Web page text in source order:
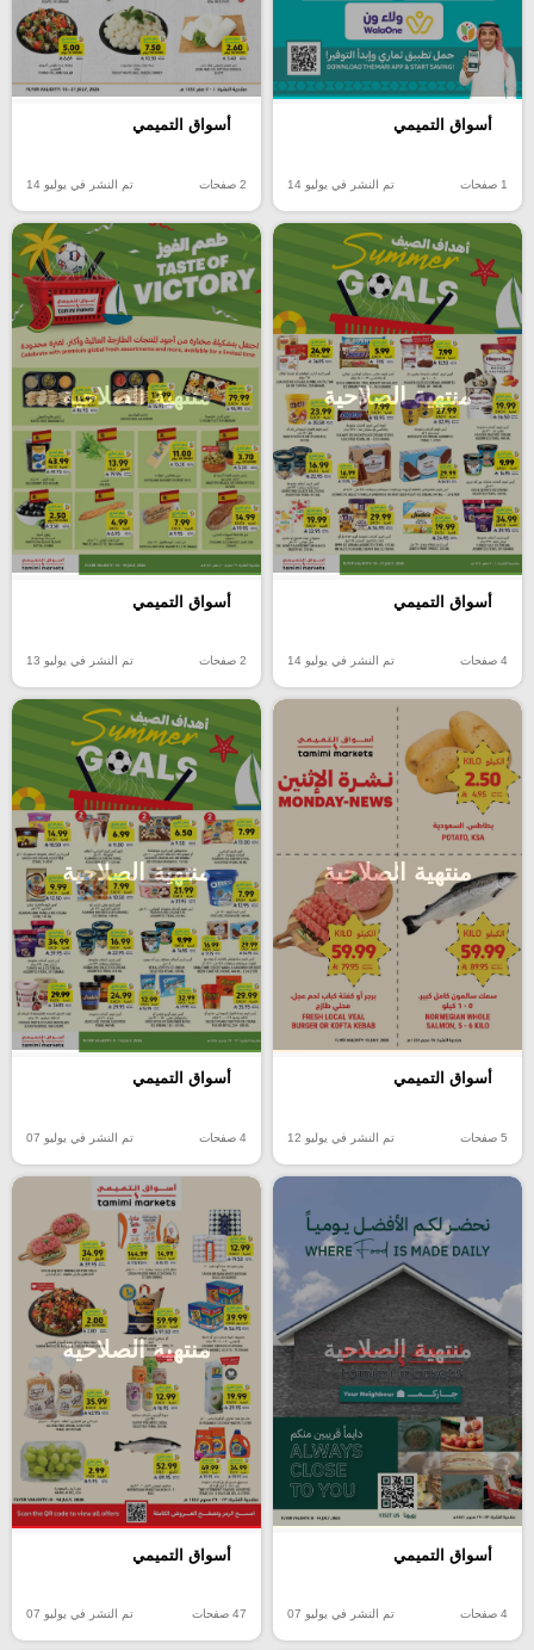
أسواق التميمي
1 صفحات تم النشر في يوليو 14
أسواق التميمي
2 صفحات تم النشر في يوليو 14
منتهية الصلاحية
أسواق التميمي
4 صفحات تم النشر في يوليو 14
منتهية الصلاحية
أسواق التميمي
2 صفحات تم النشر في يوليو 13
منتهية الصلاحية
أسواق التميمي
5 صفحات تم النشر في يوليو 12
منتهية الصلاحية
أسواق التميمي
4 صفحات تم النشر في يوليو 07
منتهية الصلاحية
أسواق التميمي
4 صفحات تم النشر في يوليو 07
منتهية الصلاحية
أسواق التميمي
47 صفحات تم النشر في يوليو 07